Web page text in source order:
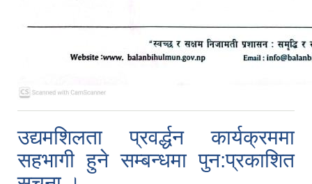
उद्यमशिलता प्रवर्द्धन कार्यक्रममा
सहभागी हुने सम्बन्धमा पुन:प्रकाशित